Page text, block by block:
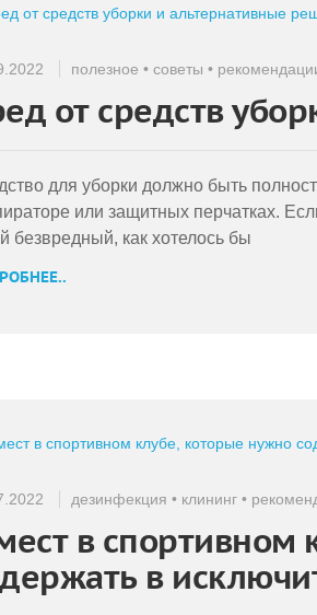
полезное • советы •
от средств
для уборки должно быть
или защитных перчатках.
безвредный, как хотелось бы
дезинфекция • клининг •
в спортивном
в